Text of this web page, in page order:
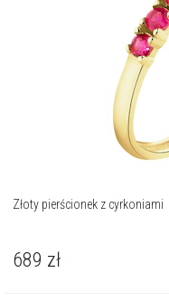
Złoty pierścionek z cyrkoniami
689 zł